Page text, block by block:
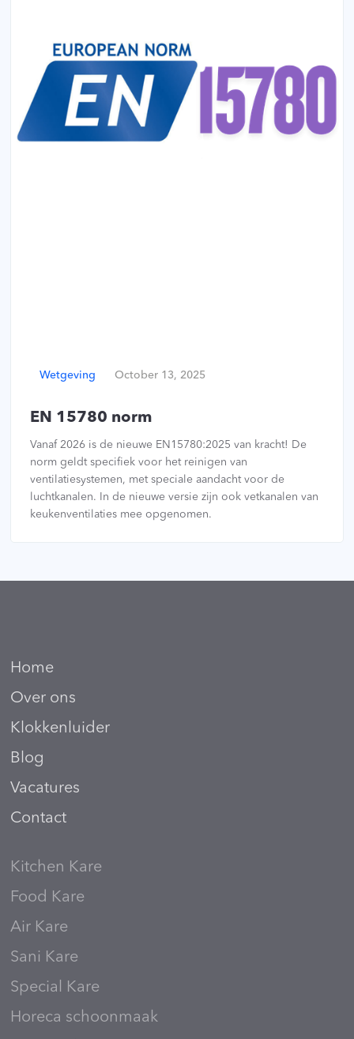
Wetgeving October 13, 2025
EN 15780 norm
Vanaf 2026 is de nieuwe EN15780:2025 van kracht! De
norm geldt specifiek voor het reinigen van
ventilatiesystemen, met speciale aandacht voor de
luchtkanalen. In de nieuwe versie zijn ook vetkanalen van
keukenventilaties mee opgenomen.
Home
Over ons
Klokkenluider
Blog
Vacatures
Contact
Kitchen Kare
Food Kare
Air Kare
Sani Kare
Special Kare
Horeca schoonmaak